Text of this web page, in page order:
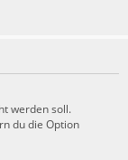
werden soll.
du die Option